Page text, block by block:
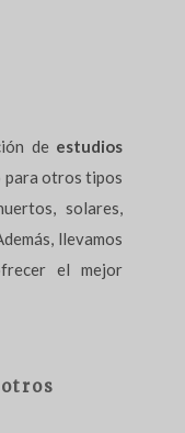
de estudios
para otros tipos
solares,
llevamos
el mejor